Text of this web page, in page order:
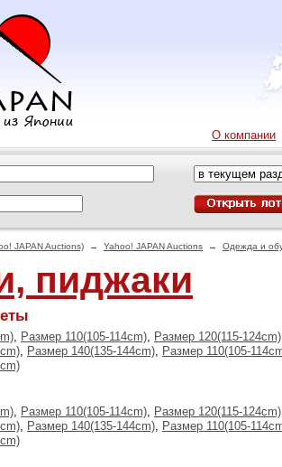
О компании
JAPAN Auctions) → Yahoo! JAPAN Auctions → Одежда и
пиджаки
, Размер 110(105-114cm), Размер 120(115-124cm)
, Размер 140(135-144cm), Размер 110(105-
, Размер 110(105-114cm), Размер 120(115-124cm)
, Размер 140(135-144cm), Размер 110(105-